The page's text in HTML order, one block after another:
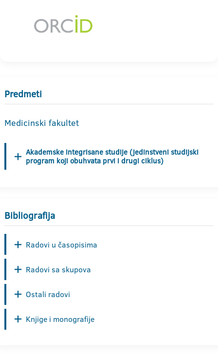
Predmeti
Medicinski fakultet
Akademske integrisane studije (jedinstveni studijski
program koji obuhvata prvi i drugi ciklus)
Bibliografija
Radovi u časopisima
Radovi sa skupova
Ostali radovi
Knjige i monografije